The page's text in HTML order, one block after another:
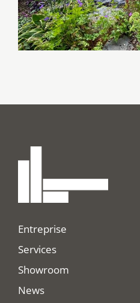
Entreprise
Services
Showroom
News